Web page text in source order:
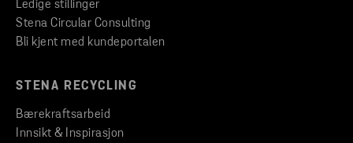
Ledige stillinger
Stena Circular Consulting
Bli kjent med kundeportalen
STENA RECYCLING
Bærekraftsarbeid
Innsikt & Inspirasjon